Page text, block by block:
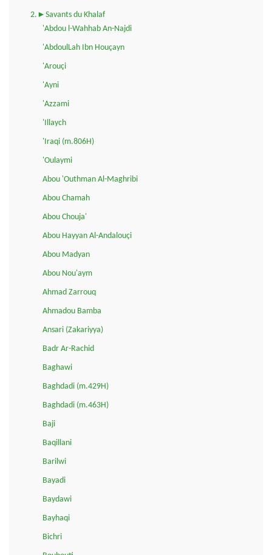
2.►Savants du Khalaf
'Abdou l-Wahhab An-Najdi
'AbdoulLah Ibn Houçayn
'Arouçi
'Ayni
'Azzami
'Illaych
'Iraqi (m.806H)
'Oulaymi
Abou 'Outhman Al-Maghribi
Abou Chamah
Abou Chouja'
Abou Hayyan Al-Andalouçi
Abou Madyan
Abou Nou'aym
Ahmad Zarrouq
Ahmadou Bamba
Ansari (Zakariyya)
Badr Ar-Rachid
Baghawi
Baghdadi (m.429H)
Baghdadi (m.463H)
Baji
Baqillani
Barilwi
Bayadi
Baydawi
Bayhaqi
Bichri